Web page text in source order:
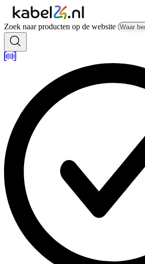
Zoek naar producten op de website